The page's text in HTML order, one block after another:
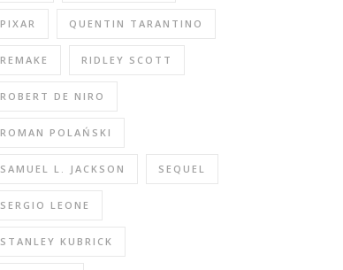
PIXAR QUENTIN TARANTINO
REMAKE RIDLEY SCOTT
ROBERT DE NIRO
ROMAN POLAŃSKI
SAMUEL L. JACKSON SEQUEL
SERGIO LEONE
STANLEY KUBRICK